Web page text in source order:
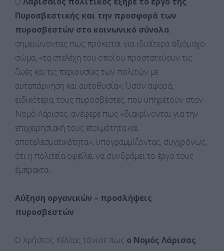
Πυροσβεστικής και την προσφορά των
πυροσβεστών στο κοινωνικό σύνολο,
σημειώνοντας πως πρόκειται για ιδιαίτερα αξιόμαχο
σώμα, «τα στελέχη του οποίου προστατεύουν τις
ζωές και τις περιουσίες των πολιτών με
αυταπάρνηση και αυτοθυσία». Όσον αφορά,
ειδικότερα, τους πυροσβέστες, που υπηρετούν στον
Νομό Λάρισας, ανέφερε πως «διακρίνονται για την
επιχειρησιακή τους ετοιμότητα και
αποτελεσματικότητα», υπογραμμίζοντας, συγχρόνως,
ότι η πολιτεία οφείλει να συνδράμει το έργο τους
έμπρακτα.
Αύξηση οργανικών – προσλήψεις
πυροσβεστών
Ο Χρήστος Κέλλας τόνισε πως ο Νομός Λάρισας